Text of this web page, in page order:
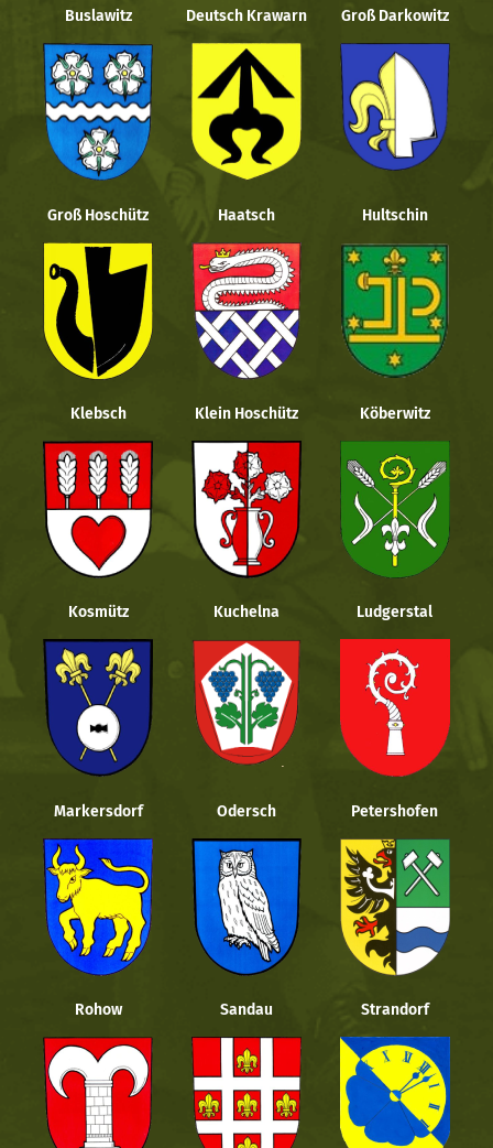
Buslawitz Deutsch Krawarn Groß Darkowitz
Groß Hoschütz Haatsch Hultschin
Klebsch Klein Hoschütz Köberwitz
Kosmütz Kuchelna Ludgerstal
Markersdorf Odersch Petershofen
Rohow Sandau Strandorf